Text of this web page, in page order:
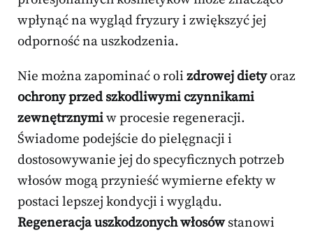
wpłynąć na wygląd fryzury i zwiększyć jej
odporność na uszkodzenia.
Nie można zapominać o roli zdrowej dietyoraz
ochrony przed szkodliwymi czynnikami
zewnętrznymiw procesie regeneracji.
Świadome podejście do pielęgnacji i
dostosowywanie jej do specyficznych potrzeb
włosów mogą przynieść wymierne efekty w
postaci lepszej kondycji i wyglądu.
Regeneracja uszkodzonych włosów stanowi